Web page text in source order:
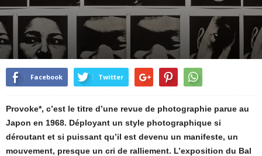
EXPOS JAPON
By Bruno Dubreuil- Sep 22, 2016 2538
0
Facebook
Twitter
Provoke*, c’est le titre d’une revue de photographie parue au
Japon en 1968. Déployant un style photographique si
déroutant et si puissant qu’il est devenu un manifeste, un
mouvement, presque un cri de ralliement. L’exposition du Bal